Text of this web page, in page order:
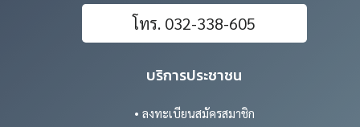
โทร. 032-338-605
บริการประชาชน
• ลงทะเบียนสมัครสมาชิก